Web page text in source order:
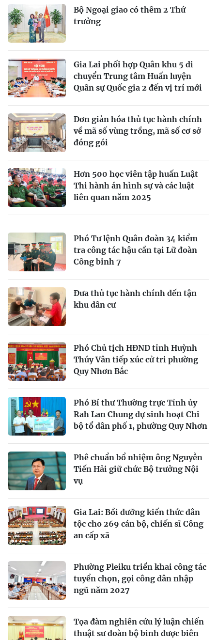
Bộ Ngoại giao có thêm 2 Thứ
trưởng
Gia Lai phối hợp Quân khu 5 di
chuyển Trung tâm Huấn luyện
Quân sự Quốc gia 2 đến vị trí mới
Đơn giản hóa thủ tục hành chính
về mã số vùng trồng, mã số cơ sở
đóng gói
Hơn 500 học viên tập huấn Luật
Thi hành án hình sự và các luật
liên quan năm 2025
Phó Tư lệnh Quân đoàn 34 kiểm
tra công tác hậu cần tại Lữ đoàn
Công binh 7
Ðưa thủ tục hành chính đến tận
khu dân cư
Phó Chủ tịch HĐND tỉnh Huỳnh
Thúy Vân tiếp xúc cử tri phường
Quy Nhơn Bắc
Phó Bí thư Thường trực Tỉnh ủy
Rah Lan Chung dự sinh hoạt Chi
bộ tổ dân phố 1, phường Quy Nhơn
Phê chuẩn bổ nhiệm ông Nguyễn
Tiến Hải giữ chức Bộ trưởng Nội
vụ
Gia Lai: Bồi dưỡng kiến thức dân
tộc cho 269 cán bộ, chiến sĩ Công
an cấp xã
Phường Pleiku triển khai công tác
tuyển chọn, gọi công dân nhập
ngũ năm 2027
Tọa đàm nghiên cứu lý luận chiến
thuật sư đoàn bộ binh được biên